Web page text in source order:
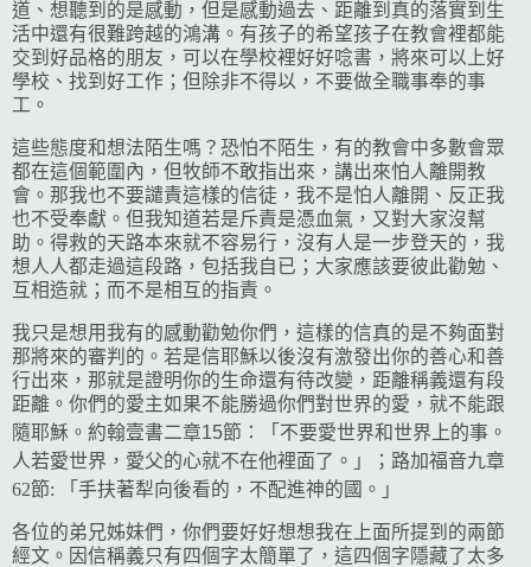
道、想聽到的是感動，但是感動過去、距離到真的落實到生
活中還有很難跨越的鴻溝。有孩子的希望孩子在教會裡都能
交到好品格的朋友，可以在學校裡好好唸書，將來可以上好
學校、找到好工作；但除非不得以，不要做全職事奉的事
工。
這些態度和想法陌生嗎？恐怕不陌生，有的教會中多數會眾
都在這個範圍內，但牧師不敢指出來，講出來怕人離開教
會。那我也不要譴責這樣的信徒，我不是怕人離開、反正我
也不受奉獻。但我知道若是斥責是憑血氣，又對大家沒幫
助。得救的天路本來就不容易行，沒有人是一步登天的，我
想人人都走過這段路，包括我自已；大家應該要彼此勸勉、
互相造就；而不是相互的指責。
我只是想用我有的感動勸勉你們，這樣的信真的是不夠面對
那將來的審判的。若是信耶穌以後沒有激發出你的善心和善
行出來，那就是證明你的生命還有待改變，距離稱義還有段
距離。你們的愛主如果不能勝過你們對世界的愛，就不能跟
隨耶穌。約翰壹書二章15節：「 不要愛世界和世界上的事。
人若愛世界，愛父的心就不在他裡面了。」；路加福音九章
62節: 「 手扶著犁向後看的，不配進神的國。」
各位的弟兄姊妹們，你們要好好想想我在上面所提到的兩節
經文。因信稱義只有四個字太簡單了，這四個字隱藏了太多